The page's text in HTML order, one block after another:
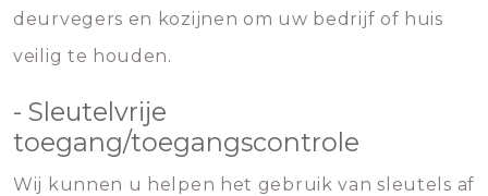
deurvegers en kozijnen om uw bedrijf of huis
veilig te houden.
- Sleutelvrije
toegang/toegangscontrole
Wij kunnen u helpen het gebruik van sleutels af